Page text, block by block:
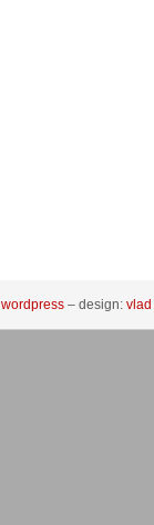
wordpress – design: vlad